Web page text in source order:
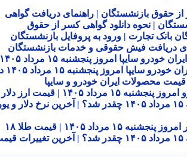
بازنشستگان | راهنمای دریافت گواهی
| نحوه دانلود گواهی کسر از حقوق
تجارت | ورود به پروفایل بازنشستگان
فیش حقوقی و خدمات بازنشستگان
قیمت خودروهای ایران خودرو سایپا امروز پنجشنبه ۱۵ مرداد ۱۴۰۵ |
قیمت خودروهای ایران خودرو سایپا امروز پنجشنبه ۱۵ مرداد ۱۴۰۵ در
محصولات ایران خودرو و سایپا
قیمت ارز دلار یورو امروز پنجشنبه ۱۵ مرداد ۱۴۰۵ | قیمت ارز دلار
یورو امروز پنجشنبه ۱۵ مرداد ۱۴۰۵ چقدر شد؟ | آخرین نرخ دلار و یورو
قیمت طلا ۱۸ عیار امروز پنجشنبه ۱۵ مرداد ۱۴۰۵ | قیمت طلا ۱۸
عیار امروز پنجشنبه ۱۵ مرداد ۱۴۰۵ چقدر شد؟ | آخرین تغییرات قیمت